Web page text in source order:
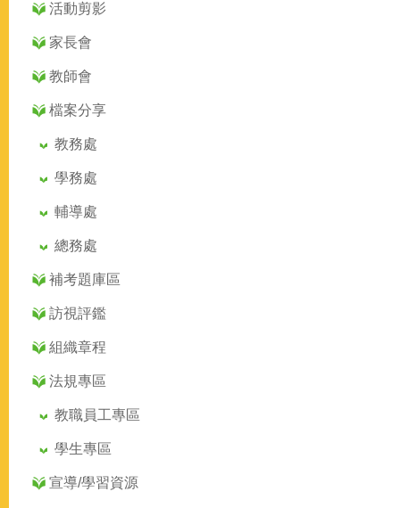
活動剪影
家長會
教師會
檔案分享
教務處
學務處
輔導處
總務處
補考題庫區
訪視評鑑
組織章程
法規專區
教職員工專區
學生專區
宣導/學習資源